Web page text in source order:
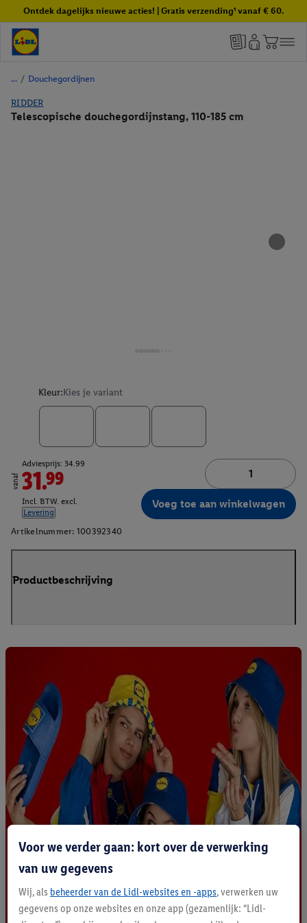
Ontdek dagelijks nieuwe acties! | Gratis verzending¹ vanaf € 60.
/ Douchegordijnen
RIDDER
Telescopische douchegordijnstang, 110-185 cm
Kleur:Kies je variant
vanaf
Adviesprijs: 34.99
31.99
Incl. BTW. excl.
Levering
Voeg toe aan winkelwagen
Artikelnummer: 100392340
Productbeschrijving
Voor we verder gaan: kort over de verwerking
van uw gegevens
Wij, als beheerder van de Lidl-websites en -apps, verwerken uw
gegevens op onze websites en onze app (gezamenlijk: “Lidl-